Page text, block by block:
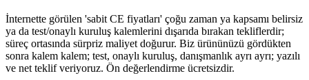
İnternette görülen 'sabit CE fiyatları' çoğu zaman ya kapsamı belirsiz
ya da test/onaylı kuruluş kalemlerini dışarıda bırakan tekliflerdir;
süreç ortasında sürpriz maliyet doğurur. Biz ürününüzü gördükten
sonra kalem kalem; test, onaylı kuruluş, danışmanlık ayrı ayrı; yazılı
ve net teklif veriyoruz. Ön değerlendirme ücretsizdir.